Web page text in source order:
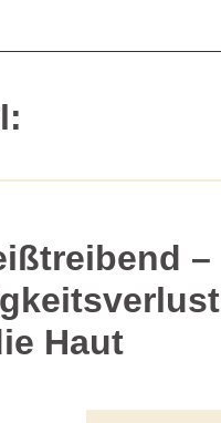
–
Haut